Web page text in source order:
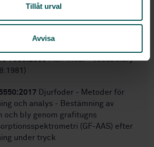
Tillåt urval
Avvisa
7088:2005Fish-meal - Vocabulary
Djurfoder - Metoder för
och analys - Bestämning av
och bly genom grafitugns
(GF-AAS) efter
under tryck